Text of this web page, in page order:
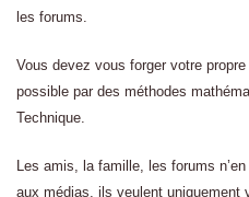
les forums.
Vous devez vous forger votre
possible par des méthodes
Technique.
Les amis, la famille, les forums
aux médias, ils veulent uniquement